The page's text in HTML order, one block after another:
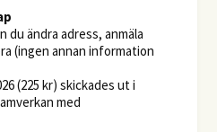
du ändra adress, anmäla
(ingen annan information
(225 kr) skickades ut i
med